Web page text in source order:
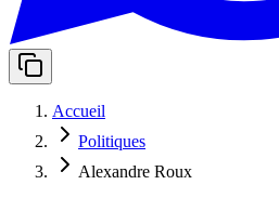
Accueil
Politiques
Alexandre Roux